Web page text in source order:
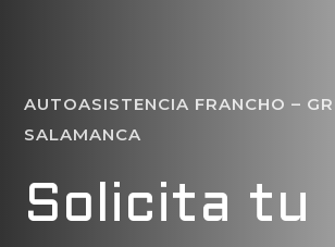
AUTOASISTENCIA FRANCHO –
SALAMANCA
Solicita tu